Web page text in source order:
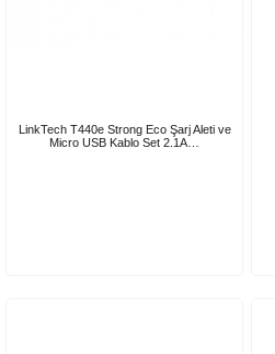
LinkTech T440e Strong Eco Şarj Aleti ve
Micro USB Kablo Set 2.1A…